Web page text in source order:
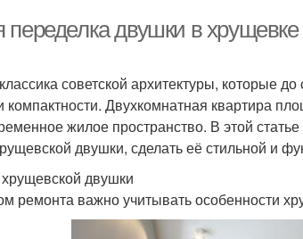
двушки в
советской архитектуры, которые
компактности. Двухкомнатная квартира
жилое пространство. В этой
двушки, сделать её стильной и
двушки
ремонта важно учитывать особенности